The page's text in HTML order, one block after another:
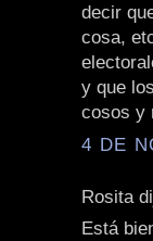
decir
cosa,
y que
cosos y
4 DE
Rosita
Está